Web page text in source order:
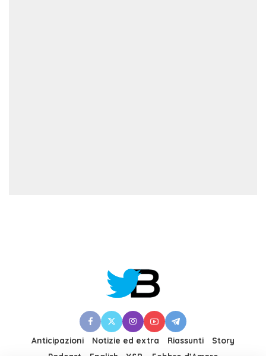
Anticipazioni Notizie ed extra Riassunti
Story